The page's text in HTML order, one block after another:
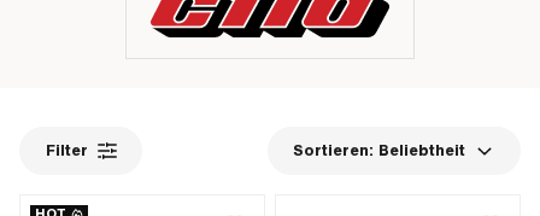
Filter Sortieren: Beliebtheit